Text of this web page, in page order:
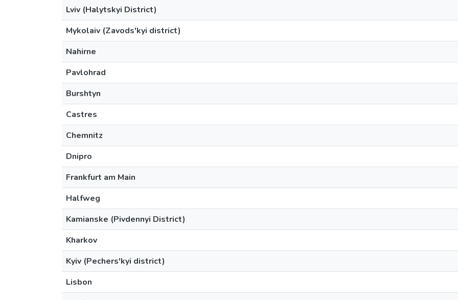
Lviv (Halytskyi District)
Mykolaiv (Zavods'kyi district)
Nahirne
Pavlohrad
Burshtyn
Castres
Chemnitz
Dnipro
Frankfurt am Main
Halfweg
Kamianske (Pivdennyi District)
Kharkov
Kyiv (Pechers'kyi district)
Lisbon